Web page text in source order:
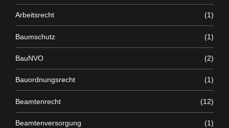
Arbeitsrecht (1)
Baumschutz (1)
BauNVO (2)
Bauordnungsrecht (1)
Beamtenrecht (12)
Beamtenversorgung (1)